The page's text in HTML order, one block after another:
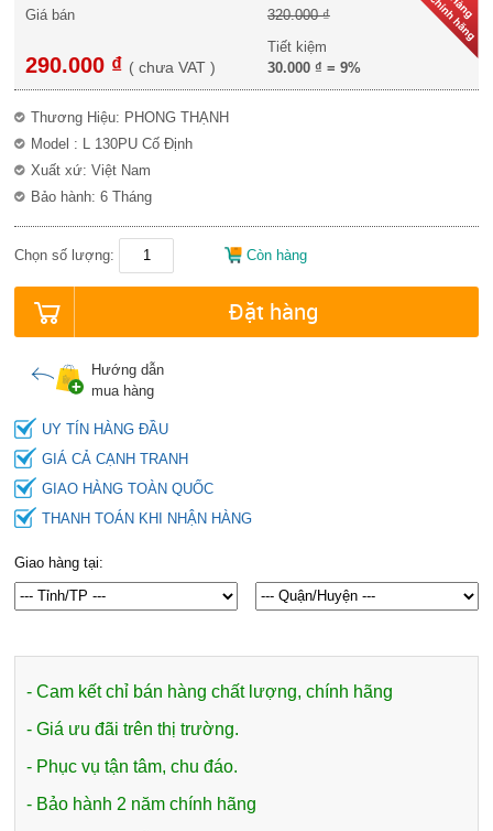
Giá bán
290.000 ₫ (chưa VAT )
320.000 ₫
Tiết kiệm
30.000 ₫ = 9%
Thương Hiệu: PHONG THẠNH
Model : L 130PU Cố Định
Xuất xứ: Việt Nam
Bảo hành: 6 Tháng
Chọn số lượng: Còn hàng
Đặt hàng
Hướng dẫn
mua hàng
UY TÍN HÀNG ĐẦU
GIÁ CẢ CẠNH TRANH
GIAO HÀNG TOÀN QUỐC
THANH TOÁN KHI NHẬN HÀNG
Giao hàng tại:
- Cam kết chỉ bán hàng chất lượng, chính hãng
- Giá ưu đãi trên thị trường.
- Phục vụ tận tâm, chu đáo.
- Bảo hành 2 năm chính hãng